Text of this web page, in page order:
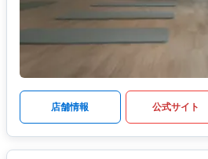
店舗情報 公式サイト